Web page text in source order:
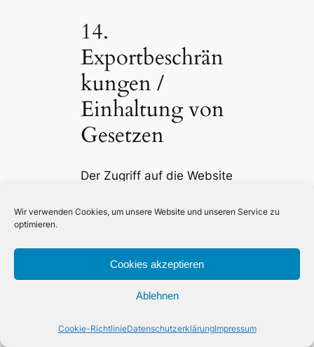
Wir verwenden Cookies, um unsere Website und unseren Service zu
optimieren.
Cookies akzeptieren
Ablehnen
Cookie-RichtlinieDatenschutzerklärungImpressum
14.
Exportbeschrän
kungen /
Einhaltung von
Gesetzen
Der Zugriff auf die Website
Ländern, in denen der
der Website verkauften
Produkte oder
ist verboten. Du darfst